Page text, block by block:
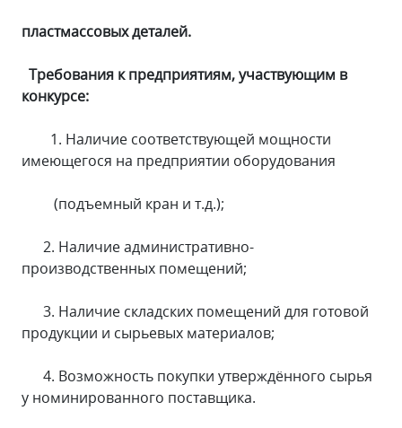
пластмассовых деталей.
Требования к предприятиям, участвующим в
конкурсе:
1. Наличие соответствующей мощности
имеющегося на предприятии оборудования
(подъемный кран и т.д.);
2. Наличие административно-
производственных помещений;
3. Наличие складских помещений для готовой
продукции и сырьевых материалов;
4. Возможность покупки утверждённого сырья
у номинированного поставщика.